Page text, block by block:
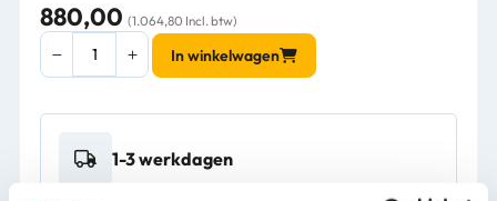
880,00 (1.064,80 Incl. btw)
Viper
LS160-
(lowspeed)
50000249
In winkelwagen
1-3 werkdagen